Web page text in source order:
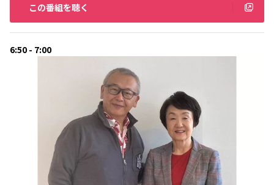
この番組を聴く
6:50 - 7:00